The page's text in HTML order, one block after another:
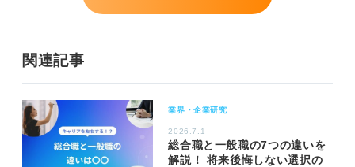
関連記事
業界・企業研究
2026.7.1
総合職と一般職の7つの違いを
解説！ 将来後悔しない選択の